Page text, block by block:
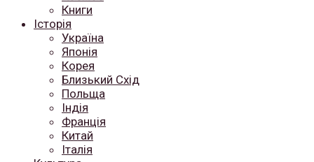
Книги
Історія
Україна
Японія
Корея
Близький Схід
Польща
Індія
Франція
Китай
Італія